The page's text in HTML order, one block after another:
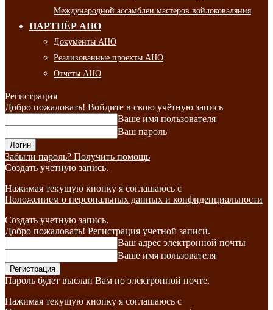
Международной ассамблеи мастеров войлоковаляния
ПАРТНЁР АНО
Документы АНО
Реализованные проекты АНО
Отчёты АНО
Регистрация
Добро пожаловать! Войдите в свою учётную запись
Ваше имя пользователя
Ваш пароль
Забыли пароль? Получить помощь
Создать учетную запись.
Нажимая текущую кнопку я соглашаюсь с
Положением о персональных данных и конфиденциальности
Создать учетную запись.
Добро пожаловать! Регистрация учетной записи.
Ваш адрес электронной почты
Ваше имя пользователя
Пароль будет выслан Вам по электронной почте.
Нажимая текущую кнопку я соглашаюсь с